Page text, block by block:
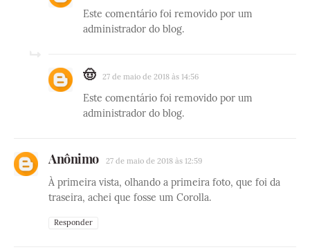
Este comentário foi removido por um
administrador do blog.
🤠 27 de maio de 2018 às 14:56
Este comentário foi removido por um
administrador do blog.
Anônimo 27 de maio de 2018 às 12:59
À primeira vista, olhando a primeira foto, que foi da
traseira, achei que fosse um Corolla.
Responder